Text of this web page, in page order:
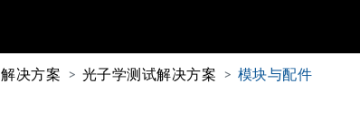
解决方案 光子学测试解决方案 模块与配件